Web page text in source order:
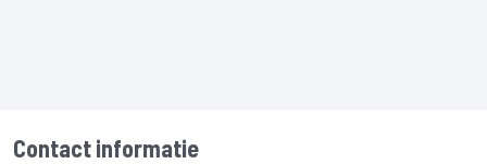
Contact informatie